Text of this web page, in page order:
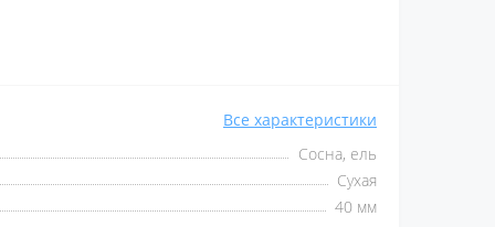
Все характеристики
Сосна, ель
Сухая
40 мм